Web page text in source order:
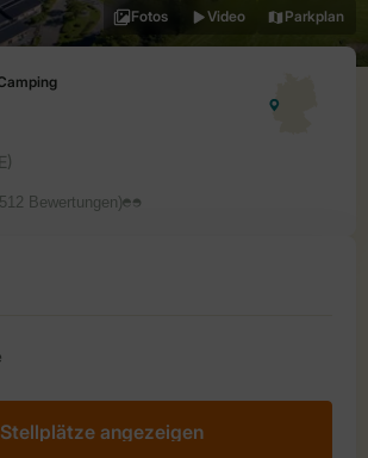
Stellplätze angezeigen